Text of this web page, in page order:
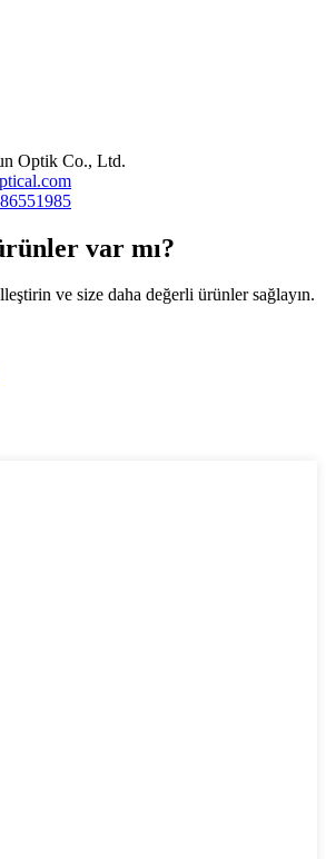
Optik Co., Ltd.
var mı?
ve size daha değerli ürünler sağlayın.